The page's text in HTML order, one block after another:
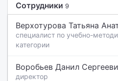
Сотрудники 9
Верхотурова Татьяна
специалист по учебно-
категории
Воробьев Данил
директор